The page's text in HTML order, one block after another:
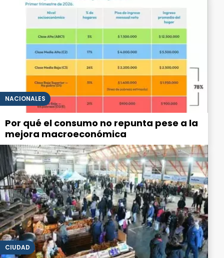
NACIONALES
Por qué el consumo no repunta pese a la
mejora macroeconómica
CIUDAD